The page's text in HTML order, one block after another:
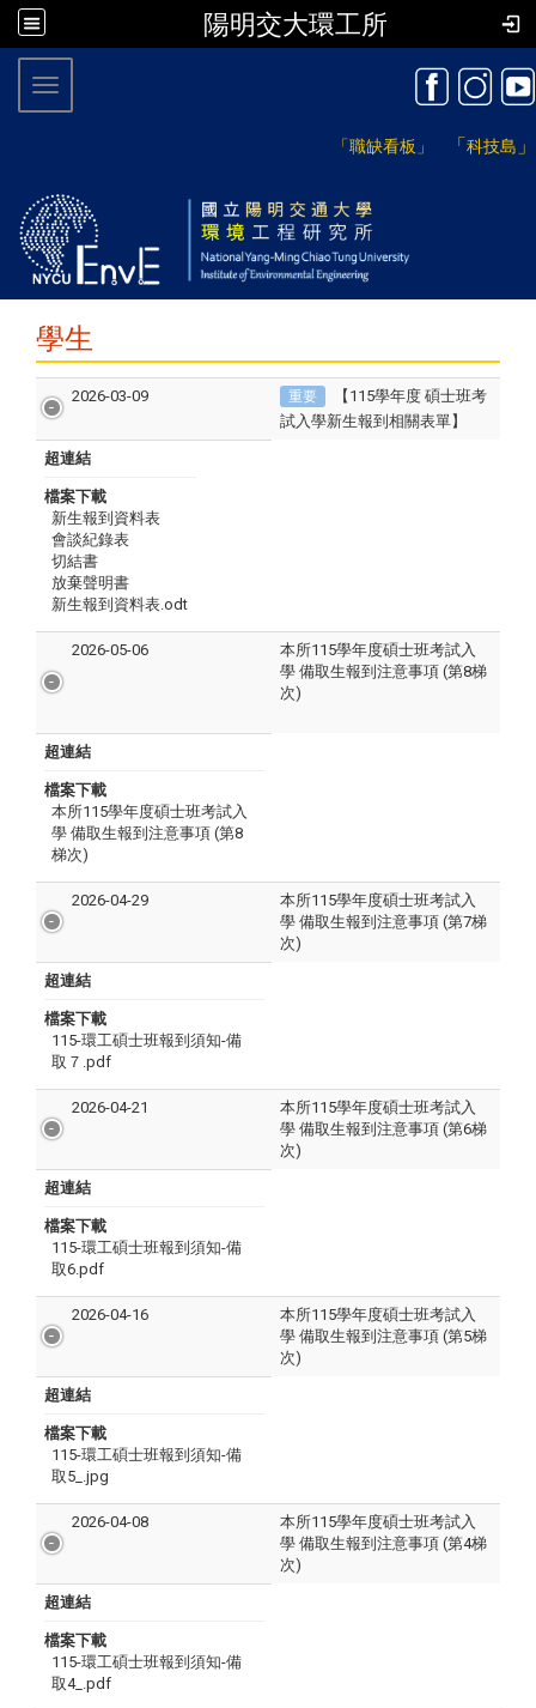
陽明交大環工所
「職缺看板」 「科技島 」
Toggle navigation
學生
2026-03-09 重要
【115學年度 碩士班考
試入學新生報到相關表單】
超連結
檔案下載
新生報到資料表
會談紀錄表
切結書
放棄聲明書
新生報到資料表.odt
2026-05-06
本所115學年度碩士班考試入
學 備取生報到注意事項 (第8梯
次)
超連結
檔案下載
本所115學年度碩士班考試入
學 備取生報到注意事項 (第8
梯次)
2026-04-29
本所115學年度碩士班考試入
學 備取生報到注意事項 (第7梯
次)
超連結
檔案下載
115-環工碩士班報到須知-備
取７.pdf
2026-04-21
本所115學年度碩士班考試入
學 備取生報到注意事項 (第6梯
次)
超連結
檔案下載
115-環工碩士班報到須知-備
取6.pdf
2026-04-16
本所115學年度碩士班考試入
學 備取生報到注意事項 (第5梯
次)
超連結
檔案下載
115-環工碩士班報到須知-備
取5_.jpg
2026-04-08
本所115學年度碩士班考試入
學 備取生報到注意事項 (第4梯
次)
超連結
檔案下載
115-環工碩士班報到須知-備
取4_.pdf